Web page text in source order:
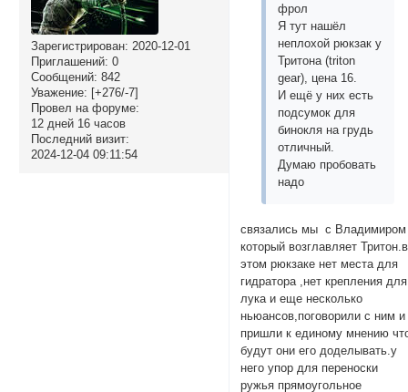
Зарегистрирован: 2020-12-01
Приглашений: 0
Сообщений: 842
Уважение: [+276/-7]
Провел на форуме:
12 дней 16 часов
Последний визит:
2024-12-04 09:11:54
фрол
Я тут нашёл
неплохой рюкзак у
Тритона (triton
gear), цена 16.
И ещё у них есть
подсумок для
бинокля на грудь
отличный.
Думаю пробовать
надо
связались мы с Владимиром
который возглавляет Тритон.в
этом рюкзаке нет места для
гидратора ,нет крепления для
лука и еще несколько
ньюансов,поговорили с ним и
пришли к единому мнению
будут они его доделывать.у
него упор для переноски
ружья прямоугольное